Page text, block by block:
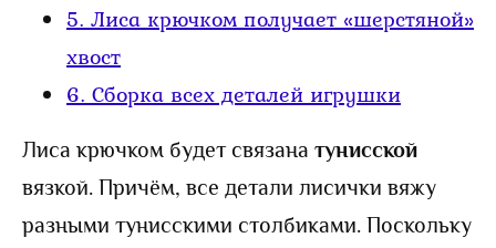
5. Лиса крючком получает «шерстяной»
хвост
6. Сборка всех деталей игрушки
Лиса крючком будет связана тунисской
вязкой. Причём, все детали лисички вяжу
разными тунисскими столбиками. Поскольку